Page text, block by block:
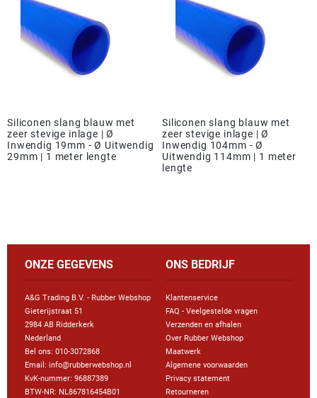
Siliconen slang blauw met
zeer stevige inlage | Ø
Inwendig 19mm - Ø Uitwendig
29mm | 1 meter lengte
Siliconen slang blauw met
zeer stevige inlage | Ø
Inwendig 104mm - Ø
Uitwendig 114mm | 1 meter
lengte
ONZE GEGEVENS
A&G Trading B.V. - Rubber Webshop
Gieterijstraat 51
2984 AB Ridderkerk
Nederland
Bel ons: 010-3072868
Email: info@rubberwebshop.nl
KvK-nummer: 96887389
BTW-NR: NL867816454B01
ONS BEDRIJF
Klantenservice
FAQ - Veelgestelde vragen
Verzenden en afhalen
Over Rubber Webshop
Maatwerk
Algemene voorwaarden
Privacy statement
Retourneren